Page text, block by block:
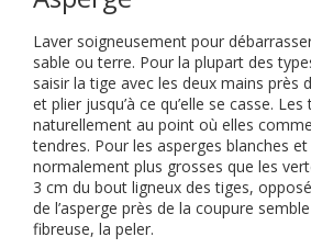
Laver soigneusement pour
sable ou terre. Pour la plupart des
saisir la tige avec les deux mains près
et plier jusqu’à ce qu’elle se casse.
naturellement au point où elles
tendres. Pour les asperges blanches
normalement plus grosses que les
3 cm du bout ligneux des tiges,
de l’asperge près de la coupure
fibreuse, la peler.